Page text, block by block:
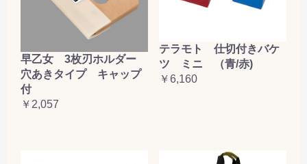
早乙女 3枚刃ホルダー
穴あきタイプ キャップ
付
￥2,057
テラモト 仕切付きバケ
ツ ミニ （青/赤)
￥6,160